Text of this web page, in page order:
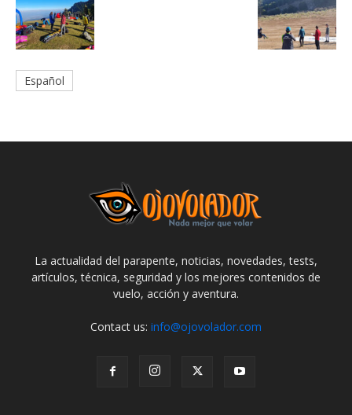
Español
La actualidad del parapente, noticias, novedades, tests,
artículos, técnica, seguridad y los mejores contenidos de
vuelo, acción y aventura.
Contact us: info@ojovolador.com